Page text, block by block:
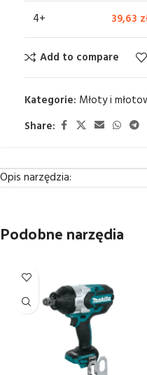
4+ 39,63
Add to compare
Kategorie: Młoty i
Share:
Opis narzędzia:
Podobne narzędia